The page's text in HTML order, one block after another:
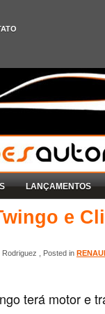
LANÇAMENTOS
e
Rodriguez , Posted in
terá motor e